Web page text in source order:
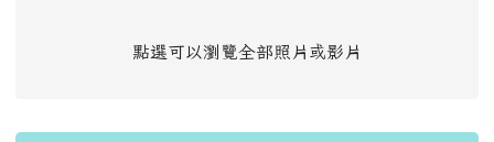
點選可以瀏覽全部照片或影片